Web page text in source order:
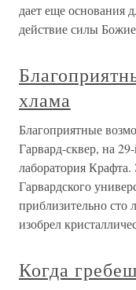
дает еще основания
действие силы
хлама
Благоприятные
Гарвард-сквер, на
лаборатория Крафта.
Гарвардского
приблизительно
изобрел
Когда